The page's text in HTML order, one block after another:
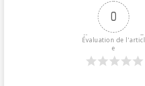
0
Évaluation de l'articl
e